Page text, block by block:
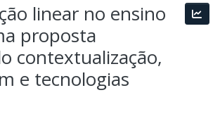
linear no ensino
proposta
contextualização,
e tecnologias